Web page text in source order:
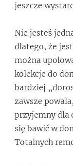
jeszcze
Nie jesteś
dlatego, że
można
kolekcje do
bardziej
zawsze
przyjemny dla
się bawić w
Totalnych